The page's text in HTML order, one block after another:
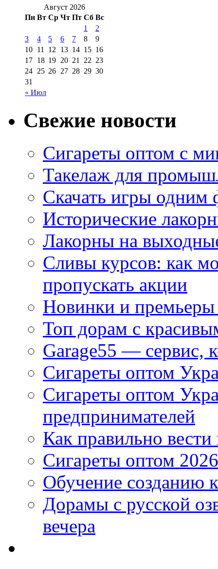
Август 2026
Пн Вт Ср Чт Пт Сб Вс
« Июл
1
2
3
4 5 6 7 8
9
10 11 12 13 14 15 16
17 18 19 20 21 22 23
24 25 26 27 28 29 30
31
Свежие новости
Сигареты оптом с
Такелаж для
Скачать игры одним
Исторические
Лакорны на
Сливы курсов: как
пропускать акции
Новинки и
Топ дорам с
Garage55 — сервис,
Сигареты оптом
Сигареты оптом
предпринимателей
Как правильно
Сигареты оптом
Обучение созданию
Дорамы с русской
вечера